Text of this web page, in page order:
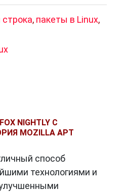
apt в debian
ubuntu
, пакеты в Linux,
NIGHTLY С
MOZILLA APT
способ
технологиями и